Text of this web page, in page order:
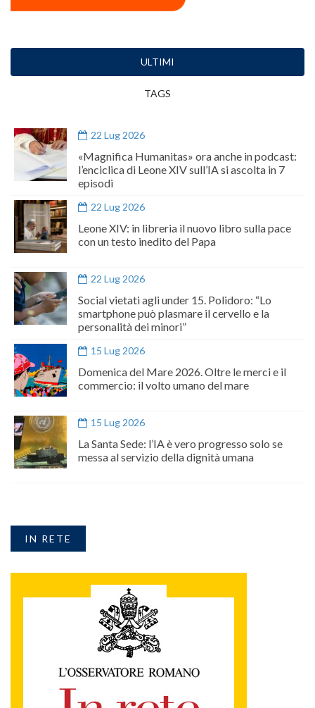
ULTIMI
TAGS
22 Lug 2026
«Magnifica Humanitas» ora anche in podcast:
l’enciclica di Leone XIV sull’IA si ascolta in 7
episodi
22 Lug 2026
Leone XIV: in libreria il nuovo libro sulla pace
con un testo inedito del Papa
22 Lug 2026
Social vietati agli under 15. Polidoro: “Lo
smartphone può plasmare il cervello e la
personalità dei minori”
15 Lug 2026
Domenica del Mare 2026. Oltre le merci e il
commercio: il volto umano del mare
15 Lug 2026
La Santa Sede: l’IA è vero progresso solo se
messa al servizio della dignità umana
IN RETE